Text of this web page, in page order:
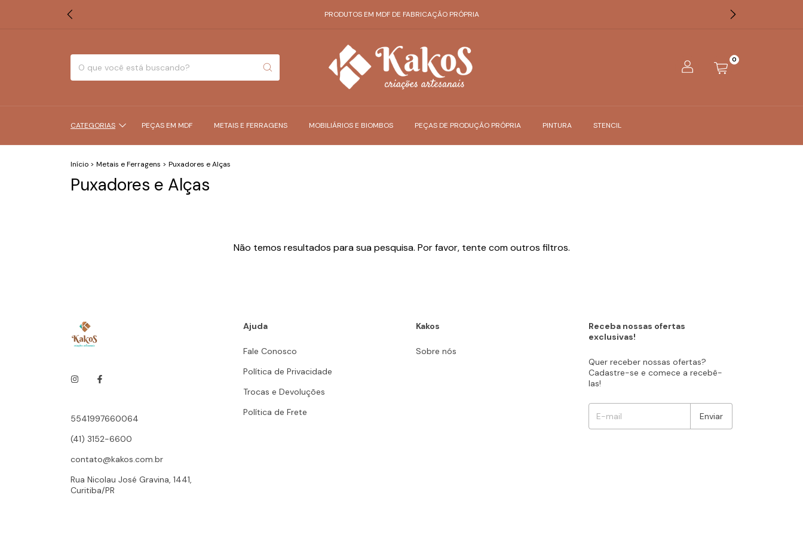
PRODUTOS EM MDF DE FABRICAÇÃO PRÓPRIA
0
CATEGORIAS PEÇAS EM MDF METAIS E FERRAGENS MOBILIÁRIOS E BIOMBOS PEÇAS DE PRODUÇÃO PRÓPRIA PINTURA STENCIL
Início > Metais e Ferragens > Puxadores e Alças
Puxadores e Alças
Não temos resultados para sua pesquisa. Por favor, tente com outros filtros.
5541997660064
(41) 3152-6600
contato@kakos.com.br
Rua Nicolau José Gravina, 1441,
Curitiba/PR
Ajuda
Fale Conosco
Política de Privacidade
Trocas e Devoluções
Política de Frete
Kakos
Sobre nós
Receba nossas ofertas
exclusivas!
Quer receber nossas ofertas?
Cadastre-se e comece a recebê-
las!